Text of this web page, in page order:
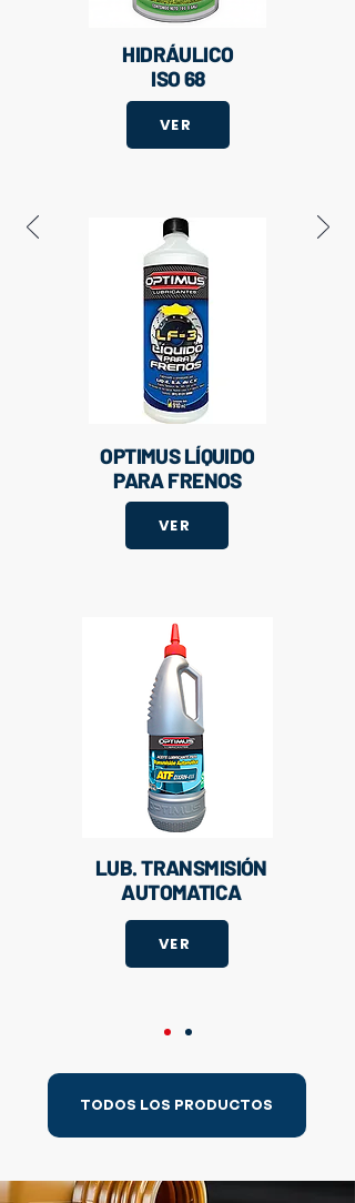
HIDRÁULICO
ISO 68
VER
OPTIMUS LÍQUIDO
PARA FRENOS
VER
LUB. TRANSMISIÓN
AUTOMATICA
VER
TODOS LOS PRODUCTOS